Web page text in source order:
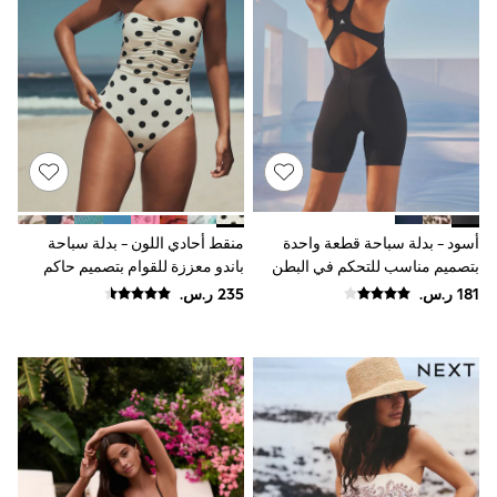
Sun Hats & Caps
Resort Styles
Boys' Holiday Shop
Boys' Travel Styles
Sunset Styles
Occasionwear
Sets & Outfits
Linen Collection
Tops & T-Shirts
Shirts
Polo Shirts
Swimwear
Shorts
Sandals & Clogs
Sun Hats & Caps
Sunglasses
Baby Holiday Shop
Baby Summer Nightwear
Occasionwear
Dresses
Sets & Outfits
أسود - بدلة سباحة قطعة واحدة
بتصميم مناسب للتحكم في البطن
منقط أحادي اللون - بدلة سباحة
باندو معززة للقوام بتصميم حاكم
للبطن